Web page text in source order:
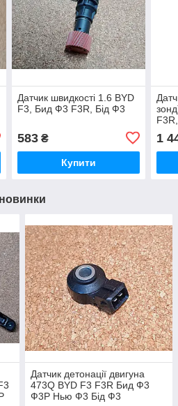
Датчик швидкості 1.6 BYD
F3, Бид Ф3 F3R, Бід Ф3
583₴
Купити
1
Датчик детонації двигуна
473Q BYD F3 F3R Бид Ф3
Ф3Р Нью Ф3 Бід Ф3